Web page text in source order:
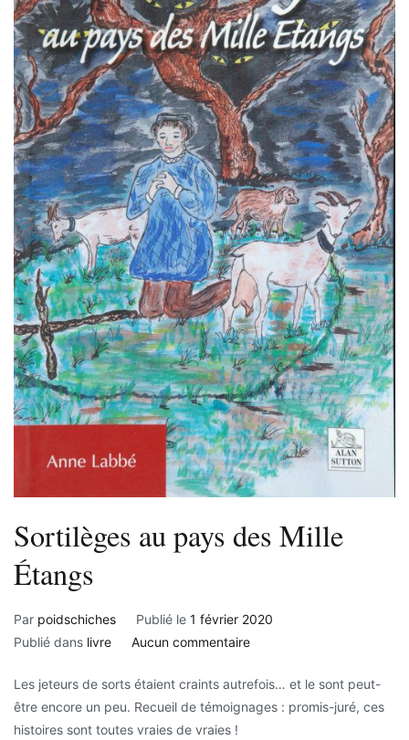
Sortilèges au pays des Mille
Étangs
Par poidschiches Publié le 1 février 2020
Publié dans livre Aucun commentairesur
au
pays
Les jeteurs de sorts étaient craints autrefois… et le sont peut-
être encore un peu. Recueil de témoignages : promis-juré, ces
histoires sont toutes vraies de vraies !